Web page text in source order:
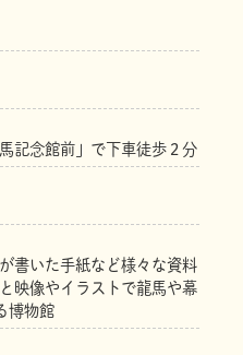
記念館前」で下車徒歩２分
書いた手紙など様々な資料
映像やイラストで龍馬や幕
博物館